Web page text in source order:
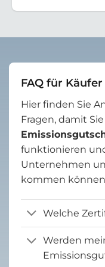
FAQ für
Hier finden Sie
Fragen, damit
funktionieren
Unternehmen
kommen
Welche
Werden